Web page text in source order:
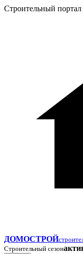
Строительный портал
ДОМОСТРОЙ
Строительный сезон